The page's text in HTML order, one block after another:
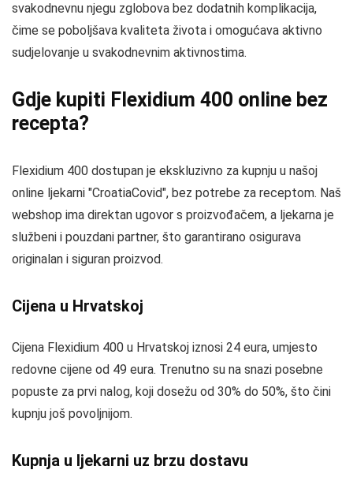
svakodnevnu njegu zglobova bez dodatnih komplikacija,
čime se poboljšava kvaliteta života i omogućava aktivno
sudjelovanje u svakodnevnim aktivnostima.
Gdje kupiti Flexidium 400 online bez
recepta?
Flexidium 400 dostupan je ekskluzivno za kupnju u našoj
online ljekarni "CroatiaCovid", bez potrebe za receptom. Naš
webshop ima direktan ugovor s proizvođačem, a ljekarna je
službeni i pouzdani partner, što garantirano osigurava
originalan i siguran proizvod.
Cijena u Hrvatskoj
Cijena Flexidium 400 u Hrvatskoj iznosi 24 eura, umjesto
redovne cijene od 49 eura. Trenutno su na snazi posebne
popuste za prvi nalog, koji dosežu od 30% do 50%, što čini
kupnju još povoljnijom.
Kupnja u ljekarni uz brzu dostavu